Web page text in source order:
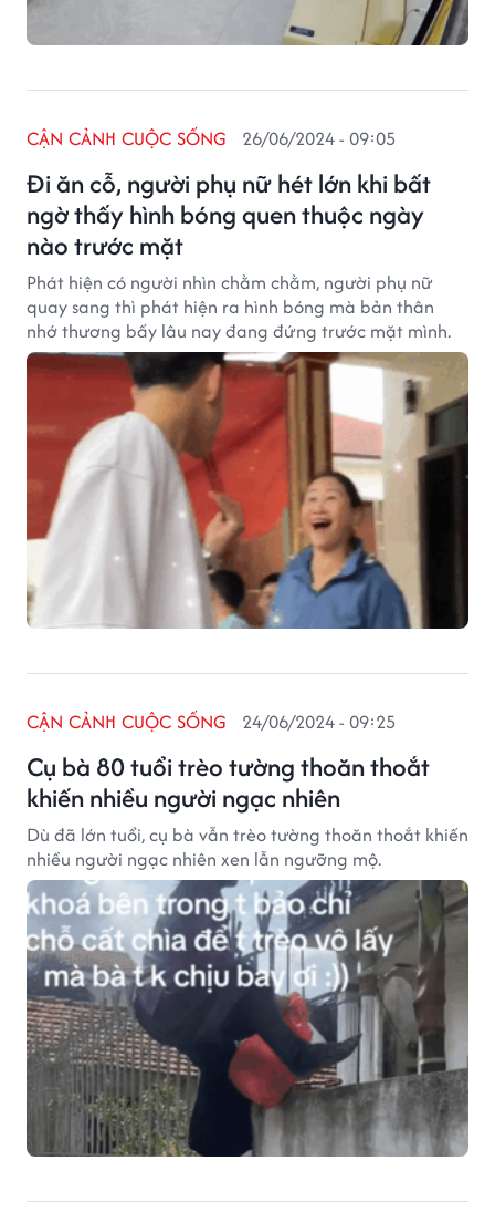
Đi ăn cỗ, người phụ nữ hét lớn khi bất
ngờ thấy hình bóng quen thuộc ngày
nào trước mặt
CẬN CẢNH CUỘC SỐNG 26/06/2024 - 09:05
Phát hiện có người nhìn chằm chằm, người phụ nữ
quay sang thì phát hiện ra hình bóng mà bản thân
nhớ thương bấy lâu nay đang đứng trước mặt mình.
Cụ bà 80 tuổi trèo tường thoăn thoắt
khiến nhiều người ngạc nhiên
CẬN CẢNH CUỘC SỐNG 24/06/2024 - 09:25
Dù đã lớn tuổi, cụ bà vẫn trèo tường thoăn thoắt khiến
nhiều người ngạc nhiên xen lẫn ngưỡng mộ.